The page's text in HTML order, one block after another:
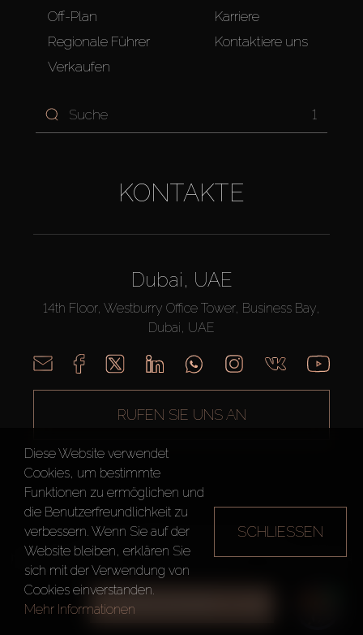
ALLE FILTER
Off-Plan
Regionale Führer
Verkaufen
Karriere
Kontaktiere uns
1
KONTAKTE
Dubai, UAE
14th Floor, Westburry Office Tower, Business Bay,
Dubai, UAE
RUFEN SIE UNS AN
AX CAPITAL ©2026 Alle Rechte vorbehalten
Nutzungsbedingungen
Datenschutzrichtlinie Seitenverzeichnis
Diese Website verwendet
Cookies, um bestimmte
Funktionen zu ermöglichen und
die Benutzerfreundlichkeit zu
verbessern. Wenn Sie auf der
Website bleiben, erklären Sie
sich mit der Verwendung von
Cookies einverstanden.
Mehr Informationen
SCHLIESSEN